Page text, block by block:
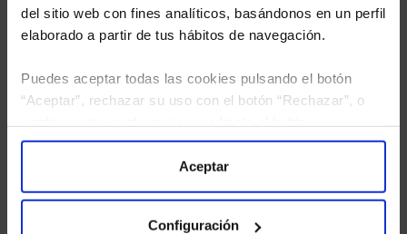
del sitio web con fines analíticos, basándonos en un perfil
elaborado a partir de tus hábitos de navegación.
Puedes aceptar todas las cookies pulsando el botón
“Aceptar”, rechazar su uso con el botón “Rechazar”, o
“Configuración”. Consulta nuestraPolítica
para más información.
Aceptar
Configuración